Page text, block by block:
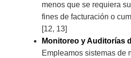
menos que se requiera
fines de facturación o
[12, 13]
Monitoreo y Auditorías
Empleamos sistemas de